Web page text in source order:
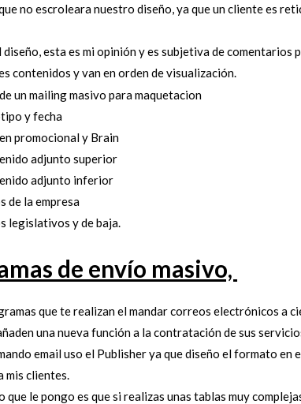
no escroleara nuestro diseño, ya que un cliente es
diseño, esta es mi opinión y es subjetiva de
contenidos y van en orden de visualización.
y fecha
promocional y Brain
adjunto superior
adjunto inferior
de la empresa
legislativos y de baja.
de envío masivo,
que te realizan el mandar correos electrónicos a
una nueva función a la contratación de sus
email uso el Publisher ya que diseño el formato
mis clientes.
que le pongo es que si realizas unas tablas muy